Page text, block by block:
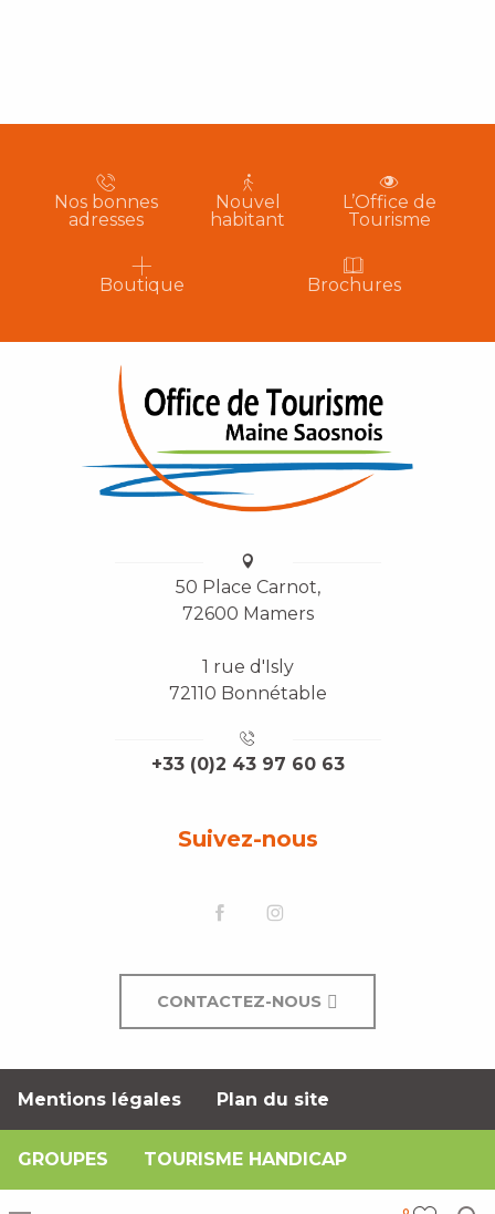
Nos bonnes
adresses
Nouvel
habitant
L’Office de
Tourisme
Boutique Brochures
50 Place Carnot,
72600 Mamers
1 rue d'Isly
72110 Bonnétable
+33 (0)2 43 97 60 63
Suivez-nous
CONTACTEZ-NOUS
Mentions légales Plan du site
GROUPES TOURISME HANDICAP